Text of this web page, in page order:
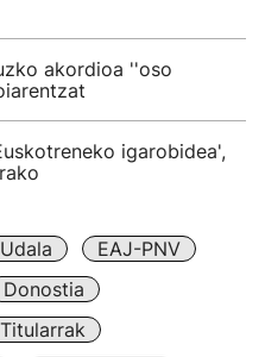
akordioa ''oso
igarobidea',
EAJ-PNV
Donostia